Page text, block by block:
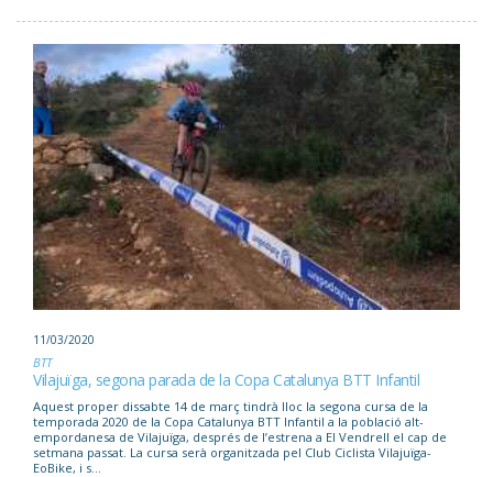
11/03/2020
BTT
Vilajuïga, segona parada de la Copa Catalunya BTT Infantil
Aquest proper dissabte 14 de març tindrà lloc la segona cursa de la
temporada 2020 de la Copa Catalunya BTT Infantil a la població alt-
empordanesa de Vilajuïga, després de l’estrena a El Vendrell el cap de
setmana passat. La cursa serà organitzada pel Club Ciclista Vilajuïga-
EoBike, i s...